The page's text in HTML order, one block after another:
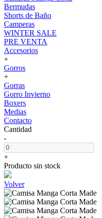
Bermudas
Shorts de Baño
Camperas
WINTER SALE
PRE VENTA
Accesorios
+
Gorros
+
Gorras
Gorro Invierno
Boxers
Medias
Contacto
Cantidad
-
+
Producto sin stock
Volver